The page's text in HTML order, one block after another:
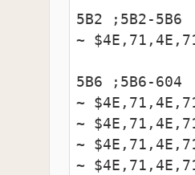
5B2 ;5B2-5B6
~
5B6 ;5B6-604
~
~
~
~